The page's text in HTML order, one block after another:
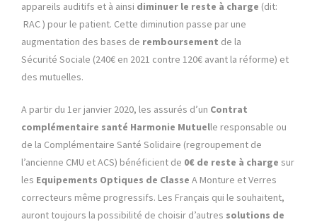
appareils auditifs et à ainsi diminuer le reste à charge (dit:
RAC ) pour le patient. Cette diminution passe par une
augmentation des bases de remboursement de la
Sécurité Sociale (240€ en 2021 contre 120€ avant la réforme) et
des mutuelles.
A partir du 1er janvier 2020, les assurés d’un Contrat
complémentaire santé Harmonie Mutuelle responsable ou
de la Complémentaire Santé Solidaire (regroupement de
l’ancienne CMU et ACS) bénéficient de 0€ de reste à charge sur
les Equipements Optiques de Classe A Monture et Verres
correcteurs même progressifs. Les Français qui le souhaitent,
auront toujours la possibilité de choisir d’autres solutions de